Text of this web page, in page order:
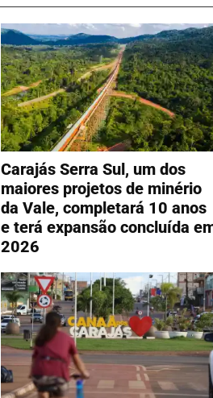
Carajás Serra Sul, um dos
maiores projetos de minério
da Vale, completará 10 anos
e terá expansão concluída
2026